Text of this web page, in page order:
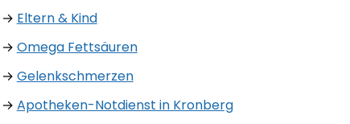
→ Eltern & Kind
→ Omega Fettsäuren
→ Gelenkschmerzen
→ Apotheken-Notdienst in Kronberg